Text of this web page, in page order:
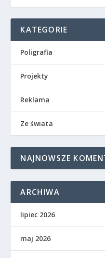
KATEGORIE
Poligrafia
Projekty
Reklama
Ze świata
NAJNOWSZE
ARCHIWA
lipiec 2026
maj 2026